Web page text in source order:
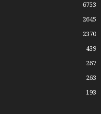
6753
2645
2370
439
267
263
193